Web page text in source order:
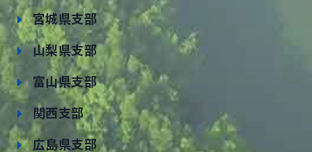
宮城県支部
山梨県支部
富山県支部
関西支部
広島県支部